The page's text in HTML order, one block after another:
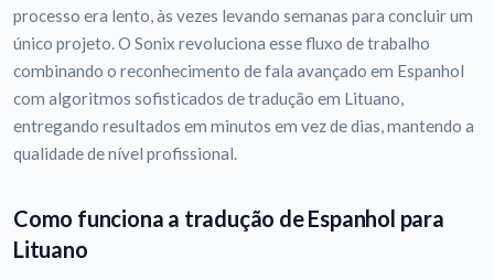
processo era lento, às vezes levando semanas para concluir um
único projeto. O Sonix revoluciona esse fluxo de trabalho
combinando o reconhecimento de fala avançado em Espanhol
com algoritmos sofisticados de tradução em Lituano,
entregando resultados em minutos em vez de dias, mantendo a
qualidade de nível profissional.
Como funciona a tradução de Espanhol para
Lituano